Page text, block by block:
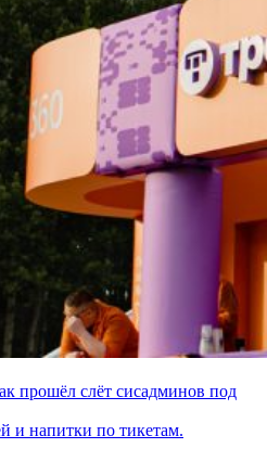
прошёл слёт сисадминов под
и напитки по тикетам.